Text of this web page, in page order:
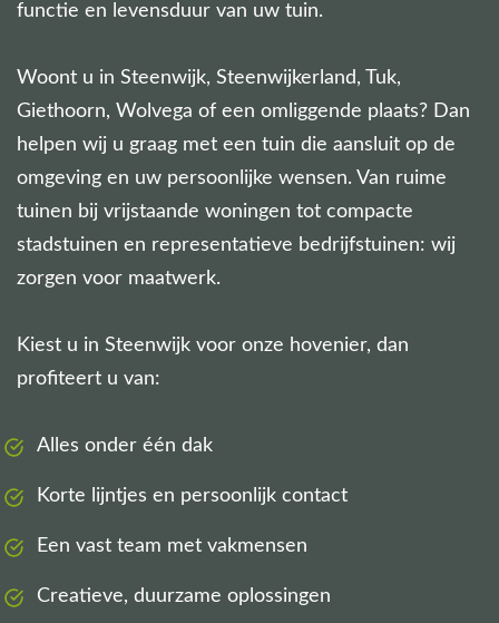
functie en levensduur van uw tuin.
Woont u in Steenwijk, Steenwijkerland, Tuk,
Giethoorn, Wolvega of een omliggende plaats? Dan
helpen wij u graag met een tuin die aansluit op de
omgeving en uw persoonlijke wensen. Van ruime
tuinen bij vrijstaande woningen tot compacte
stadstuinen en representatieve bedrijfstuinen: wij
zorgen voor maatwerk.
Kiest u in Steenwijk voor onze hovenier, dan
profiteert u van:
Alles onder één dak
Korte lijntjes en persoonlijk contact
Een vast team met vakmensen
Creatieve, duurzame oplossingen